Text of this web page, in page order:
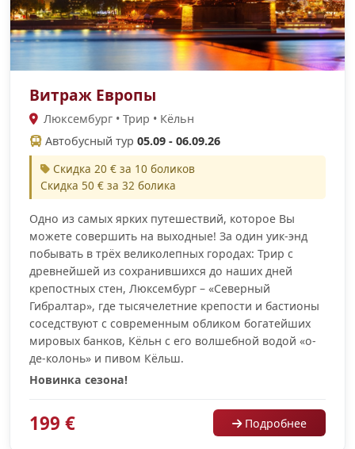
Витраж Европы
Люксембург • Трир • Кёльн
Автобусный тур 05.09 - 06.09.26
Скидка 20 € за 10 боликов
Скидка 50 € за 32 болика
Одно из самых ярких путешествий, которое Вы
можете совершить на выходные! За один уик-энд
побывать в трёх великолепных городах: Трир с
древнейшей из сохранившихся до наших дней
крепостных стен, Люксембург – «Северный
Гибралтар», где тысячелетние крепости и бастионы
соседствуют с современным обликом богатейших
мировых банков, Кёльн с его волшебной водой «о-
де-колонь» и пивом Кёльш.
Новинка сезона!
199 € Подробнее